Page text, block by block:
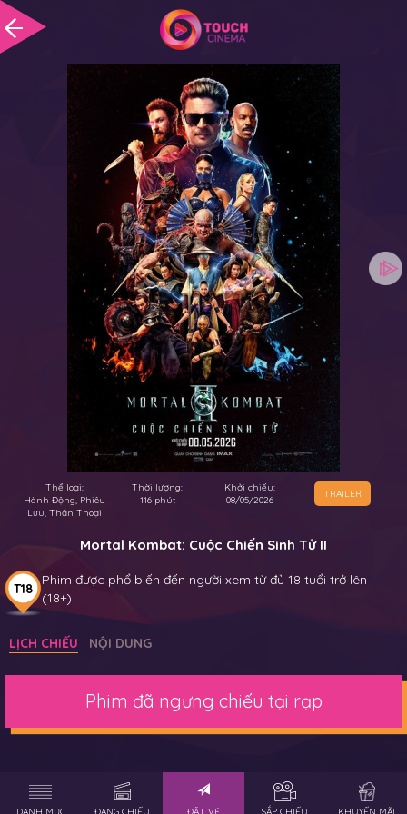
Thể loại:
Hành Động, Phiêu
Lưu, Thần Thoại
Thời lượng:
116 phút
Khởi chiếu:
08/05/2026
TRAILER
Mortal Kombat: Cuộc Chiến Sinh Tử II
T18
Phim được phổ biến đến người xem từ đủ 18 tuổi trở lên
(18+)
LỊCH CHIẾU NỘI DUNG
Phim đã ngưng chiếu tại rạp